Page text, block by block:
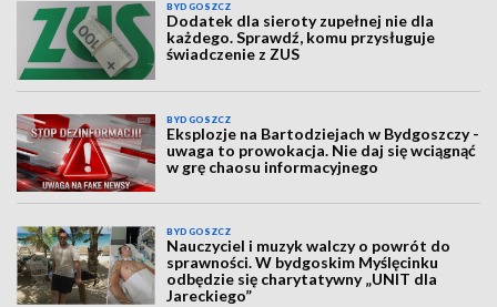
BYDGOSZCZ
Dodatek dla sieroty zupełnej nie dla
każdego. Sprawdź, komu przysługuje
świadczenie z ZUS
BYDGOSZCZ
Eksplozje na Bartodziejach w Bydgoszczy -
uwaga to prowokacja. Nie daj się wciągnąć
w grę chaosu informacyjnego
BYDGOSZCZ
Nauczyciel i muzyk walczy o powrót do
sprawności. W bydgoskim Myślęcinku
odbędzie się charytatywny „UNIT dla
Jareckiego”